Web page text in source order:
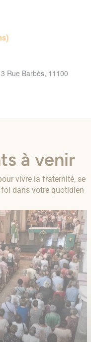
Rue Barbès, 11100
à venir
vivre la fraternité, se
dans votre quotidien